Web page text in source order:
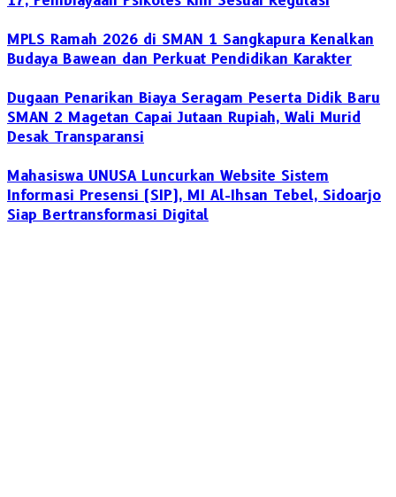
MPLS Ramah 2026 di SMAN 1 Sangkapura Kenalkan
Budaya Bawean dan Perkuat Pendidikan Karakter
Dugaan Penarikan Biaya Seragam Peserta Didik Baru
SMAN 2 Magetan Capai Jutaan Rupiah, Wali Murid
Desak Transparansi
Mahasiswa UNUSA Luncurkan Website Sistem
Informasi Presensi (SIP), MI Al-Ihsan Tebel, Sidoarjo
Siap Bertransformasi Digital